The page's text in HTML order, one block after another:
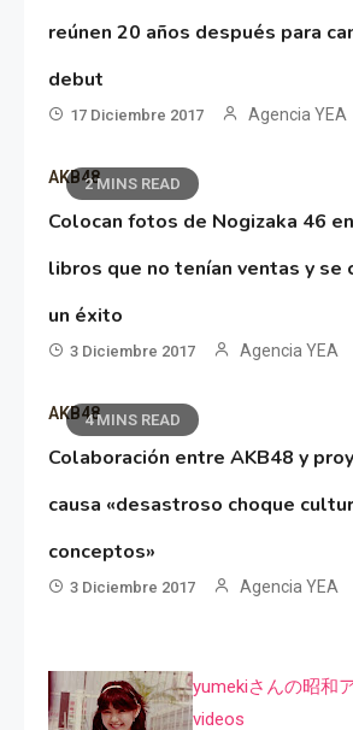
reúnen 20 años después para
debut
17 Diciembre 2017 Agencia YEA
2 MINS READ
AKB48
Colocan fotos de Nogizaka 46
libros que no tenían ventas y se
un éxito
3 Diciembre 2017 Agencia YEA
4 MINS READ
AKB48
Colaboración entre AKB48 y
causa «desastroso choque
conceptos»
3 Diciembre 2017 Agencia YEA
yumekiさんの昭和
videos